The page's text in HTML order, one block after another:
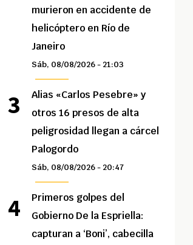
murieron en accidente de
helicóptero en Río de
Janeiro
Sáb, 08/08/2026 - 21:03
Alias «Carlos Pesebre» y
otros 16 presos de alta
peligrosidad llegan a cárcel
Palogordo
Sáb, 08/08/2026 - 20:47
Primeros golpes del
Gobierno De la Espriella:
capturan a ‘Boni’, cabecilla